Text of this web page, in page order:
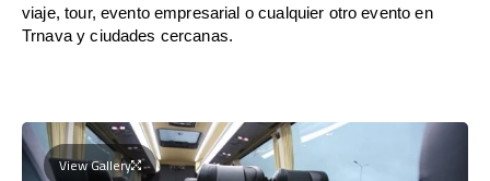
viaje, tour, evento empresarial o cualquier otro evento en
Trnava y ciudades cercanas.
View Gallery